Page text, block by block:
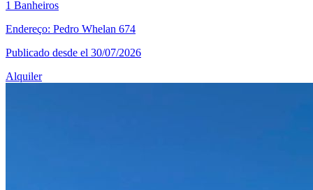
1 Banheiros
Endereço: Pedro Whelan 674
Publicado desde el 30/07/2026
Alquiler